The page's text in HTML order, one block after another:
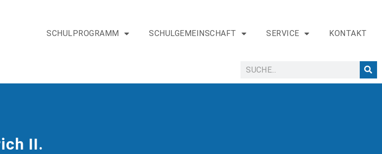
SCHULPROGRAMM SCHULGEMEINSCHAFT SERVICE KONTAKT
II.